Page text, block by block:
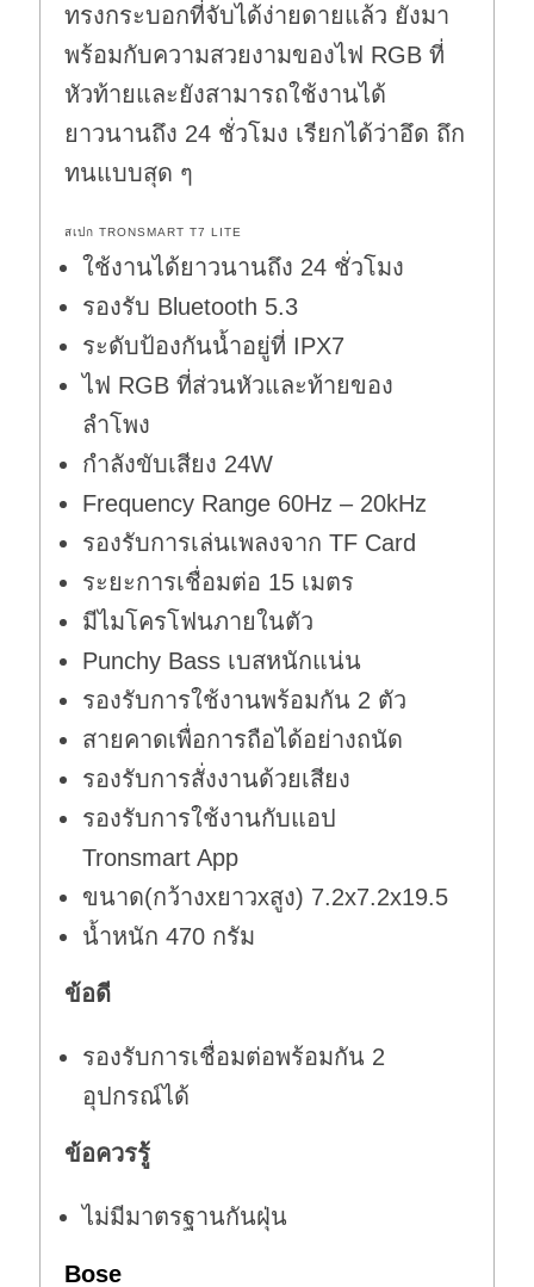
ทรงกระบอกที่จับได้ง่ายดายแล้ว ยังมา
พร้อมกับความสวยงามของไฟ RGB ที่
หัวท้ายและยังสามารถใช้งานได้
ยาวนานถึง 24 ชั่วโมง เรียกได้ว่าอึด ถึก
ทนแบบสุด ๆ
สเปก TRONSMART T7 LITE
ใช้งานได้ยาวนานถึง 24 ชั่วโมง
รองรับ Bluetooth 5.3
ระดับป้องกันน้ำอยู่ที่ IPX7
ไฟ RGB ที่ส่วนหัวและท้ายของ
ลำโพง
กำลังขับเสียง 24W
Frequency Range 60Hz – 20kHz
รองรับการเล่นเพลงจาก TF Card
ระยะการเชื่อมต่อ 15 เมตร
มีไมโครโฟนภายในตัว
Punchy Bass เบสหนักแน่น
รองรับการใช้งานพร้อมกัน 2 ตัว
สายคาดเพื่อการถือได้อย่างถนัด
รองรับการสั่งงานด้วยเสียง
รองรับการใช้งานกับแอป
Tronsmart App
ขนาด(กว้างxยาวxสูง) 7.2x7.2x19.5
น้ำหนัก 470 กรัม
ข้อดี
รองรับการเชื่อมต่อพร้อมกัน 2
อุปกรณ์ได้
ข้อควรรู้
ไม่มีมาตรฐานกันฝุ่น
Bose